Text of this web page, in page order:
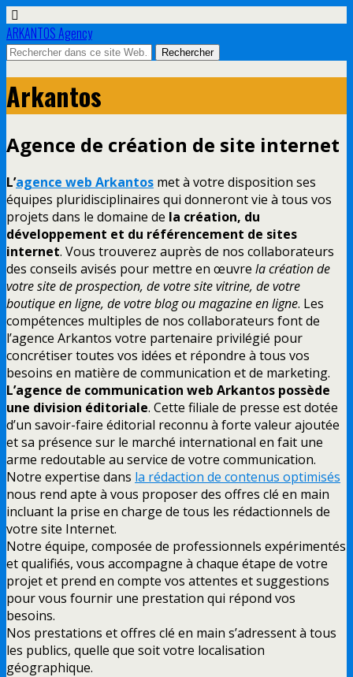
ARKANTOS Agency
Arkantos
Agence de création de site internet
L’agence web Arkantos met à votre disposition ses
équipes pluridisciplinaires qui donneront vie à tous vos
projets dans le domaine de la création, du
développement et du référencement de sites
internet. Vous trouverez auprès de nos collaborateurs
des conseils avisés pour mettre en œuvre la création de
votre site de prospection, de votre site vitrine, de votre
boutique en ligne, de votre blog ou magazine en ligne. Les
compétences multiples de nos collaborateurs font de
l’agence Arkantos votre partenaire privilégié pour
concrétiser toutes vos idées et répondre à tous vos
besoins en matière de communication et de marketing.
L’agence de communication web Arkantos possède
une division éditoriale. Cette filiale de presse est dotée
d’un savoir-faire éditorial reconnu à forte valeur ajoutée
et sa présence sur le marché international en fait une
arme redoutable au service de votre communication.
Notre expertise dans la rédaction de contenus optimisés
nous rend apte à vous proposer des offres clé en main
incluant la prise en charge de tous les rédactionnels de
votre site Internet.
Notre équipe, composée de professionnels expérimentés
et qualifiés, vous accompagne à chaque étape de votre
projet et prend en compte vos attentes et suggestions
pour vous fournir une prestation qui répond vos
besoins.
Nos prestations et offres clé en main s’adressent à tous
les publics, quelle que soit votre localisation
géographique.